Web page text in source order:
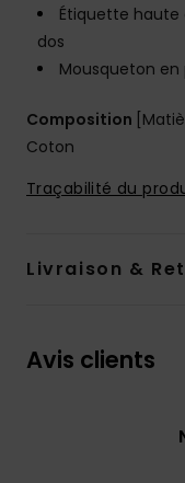
Étiquette haute
dos
Mousqueton en
Composition
Coton
Traçabilité du
Livraison &
Avis clients